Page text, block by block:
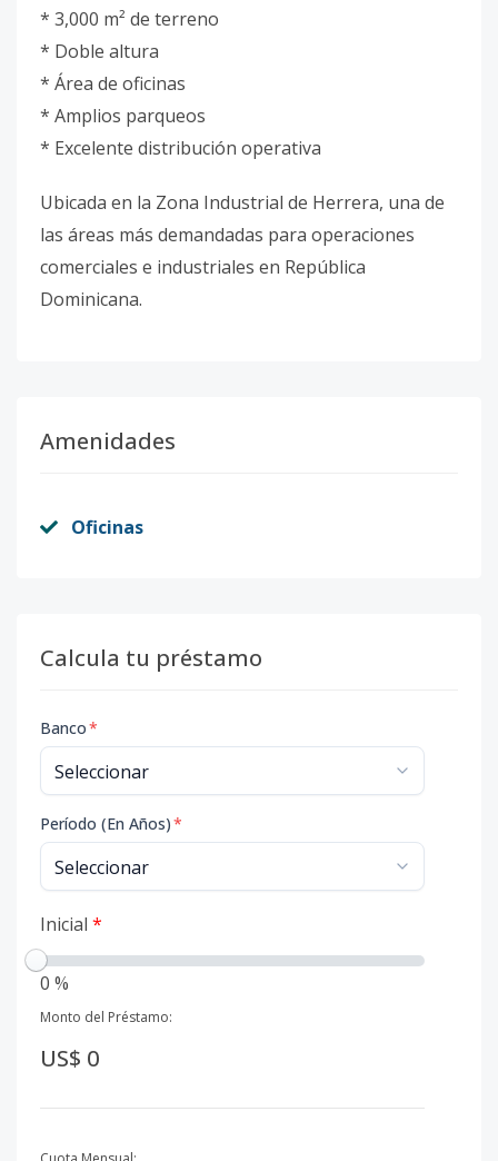
* 3,000 m² de terreno
* Doble altura
* Área de oficinas
* Amplios parqueos
* Excelente distribución operativa
Ubicada en la Zona Industrial de Herrera, una de
las áreas más demandadas para operaciones
comerciales e industriales en República
Dominicana.
Amenidades
Oficinas
Calcula tu préstamo
Banco*
Período (En Años)*
Inicial *
0 %
Monto del Préstamo:
US$ 0